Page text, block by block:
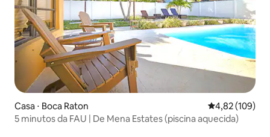
Casa ⋅ Boca Raton 4,82 de uma
4,82 (109)
5 minutos da FAU | De Mena Estates (piscina aquecida)